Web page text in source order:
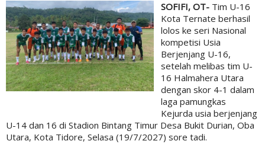
SOFIFI, OT- Tim U-16
Kota Ternate berhasil
lolos ke seri Nasional
kompetisi Usia
Berjenjang U-16,
setelah melibas tim U-
16 Halmahera Utara
dengan skor 4-1 dalam
laga pamungkas
Kejurda usia berjenjang
U-14 dan 16 di Stadion Bintang Timur Desa Bukit Durian, Oba
Utara, Kota Tidore, Selasa (19/7/2027) sore tadi.